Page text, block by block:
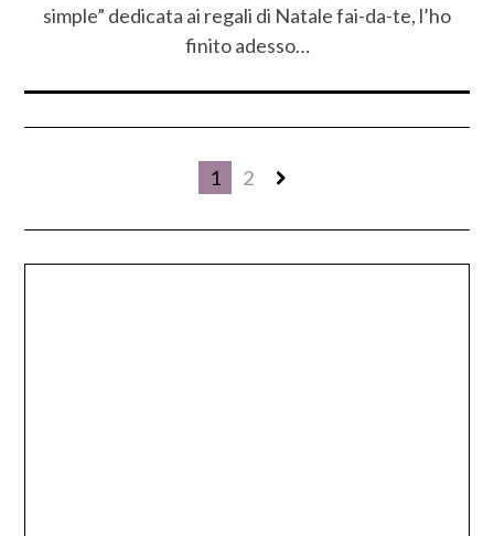
simple” dedicata ai regali di Natale fai-da-te, l’ho
finito adesso…
1 2